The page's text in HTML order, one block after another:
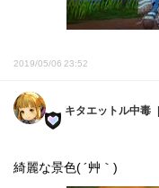
2019/05/06 23:52
キタエットル中毒
綺麗な景色( ´艸｀)